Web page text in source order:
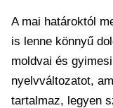
A mai határoktól
is lenne könnyű
moldvai és
nyelvváltozatot,
tartalmaz, legyen